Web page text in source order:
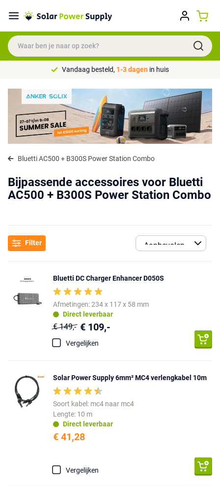
Vandaag besteld, 1-3 dagen in huis
Bluetti AC500 + B300S Power Station Combo
Bijpassende accessoires voor Bluetti
AC500 + B300S Power Station Combo
Filter
Bluetti DC Charger Enhancer D050S
Afmetingen: 234 x 117 x 58 mm
Direct leverbaar
€ 149,- € 109,-
Vergelijken
Solar Power Supply 6mm² MC4 verlengkabel 10m
Soort kabel: mc4 naar mc4
Lengte: 10 m
Direct leverbaar
€ 41,28
Vergelijken